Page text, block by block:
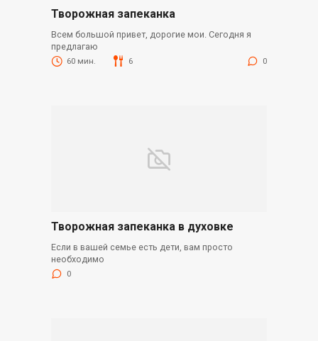
Творожная запеканка
Всем большой привет, дорогие мои. Сегодня я
предлагаю
60 мин. 6 0
Творожная запеканка в духовке
Если в вашей семье есть дети, вам просто
необходимо
0